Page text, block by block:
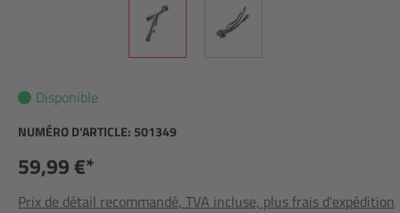
Disponible
NUMÉRO D’ARTICLE: 501349
59,99 €*
Prix de détail recommandé, TVA incluse, plus frais d'expédition